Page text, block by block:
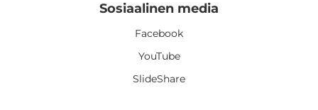
Sosiaalinen media
Facebook
YouTube
SlideShare